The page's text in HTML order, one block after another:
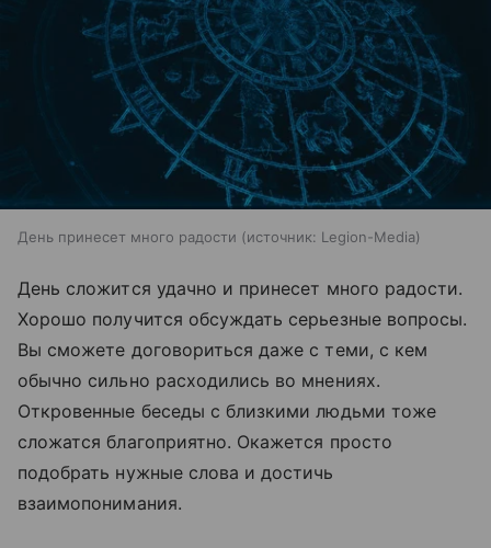
День принесет много радости источник: Legion-Media
День сложится удачно и принесет много радости.
Хорошо получится обсуждать серьезные вопросы.
Вы сможете договориться даже с теми, с кем
обычно сильно расходились во мнениях.
Откровенные беседы с близкими людьми тоже
сложатся благоприятно. Окажется просто
подобрать нужные слова и достичь
взаимопонимания.